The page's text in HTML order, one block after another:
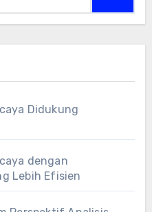
Didukung
dengan
Lebih Efisien